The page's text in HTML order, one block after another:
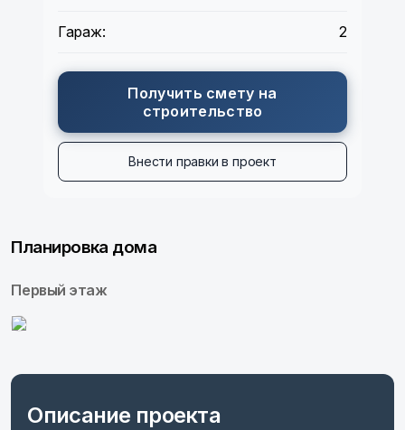
Гараж: 2
Получить смету на
строительство
Внести правки в проект
Планировка дома
Первый этаж
Описание проекта